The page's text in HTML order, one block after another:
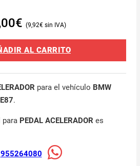
€ 9,92€
AL CARRITO
para el vehículo BMW
.
para PEDAL ACELERADOR es
955264080